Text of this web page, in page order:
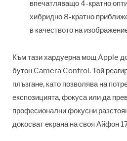
впечатляващо 4-кратно
хибридно 8-кратно
в качеството на
Към тази хардуерна мощ Apple
бутон Camera Control. Той
плъзгане, като позволява на
експозицията, фокуса или да
професионални фокусни
докосват екрана на своя Айфон